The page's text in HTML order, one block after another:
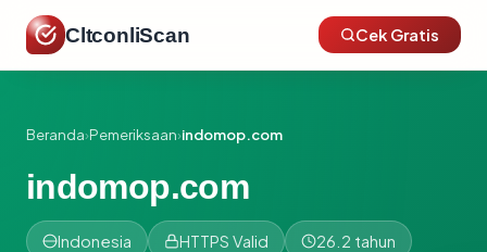
CltconliScan Cek Gratis
Beranda›Pemeriksaan›indomop.com
indomop.com
Indonesia HTTPS Valid 26.2 tahun